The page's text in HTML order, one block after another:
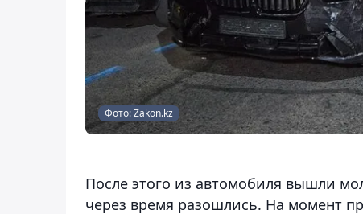
Фото: Zakon.kz
После этого из автомобиля вышли
через время разошлись. На момент